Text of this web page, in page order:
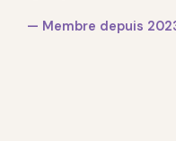
— Membre depuis